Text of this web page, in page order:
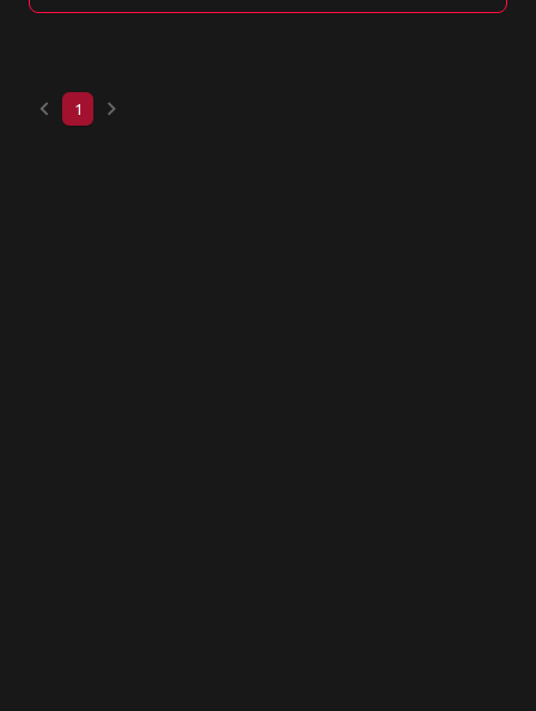
keyboard_arrow_left 1 keyboard_arrow_right